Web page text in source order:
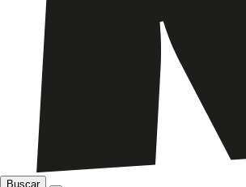
Buscar